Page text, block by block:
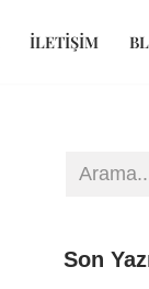
İLETIŞIM
Son